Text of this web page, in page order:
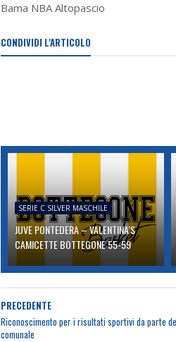
Bama NBA Altopascio
CONDIVIDI L'ARTICOLO
SERIE C SILVER MASCHILE
JUVE PONTEDERA – VALENTINA’S
CAMICETTE BOTTEGONE 55-59
PRECEDENTE
Riconoscimento per i risultati sportivi da parte
comunale